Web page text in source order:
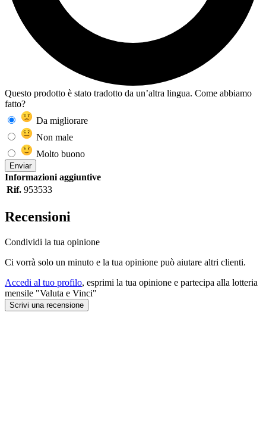
Questo prodotto è stato tradotto da un’altra lingua. Come abbiamo
fatto?
Da migliorare
Non male
Molto buono
Enviar
Informazioni aggiuntive
Rif. 953533
Recensioni
Condividi la tua opinione
Ci vorrà solo un minuto e la tua opinione può aiutare altri clienti.
Accedi al tuo profilo, esprimi la tua opinione e partecipa alla lotteria
mensile "Valuta e Vinci"
Scrivi una recensione